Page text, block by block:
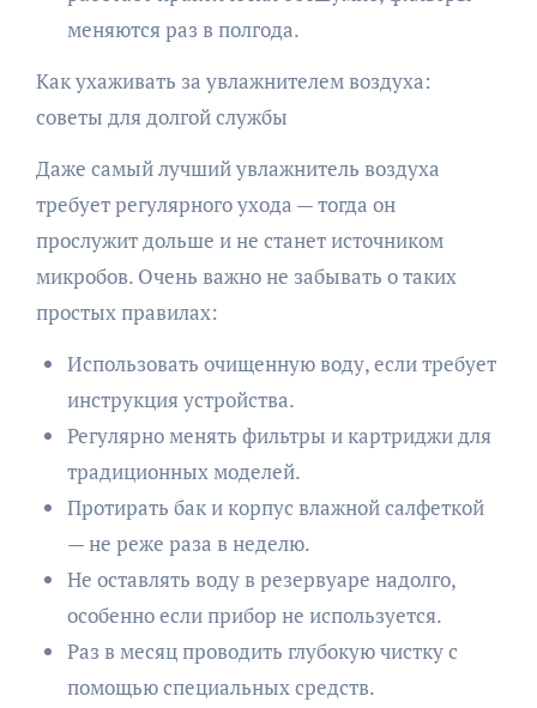
меняются раз в полгода.
Как ухаживать за увлажнителем воздуха:
советы для долгой службы
Даже самый лучший увлажнитель воздуха
требует регулярного ухода — тогда он
прослужит дольше и не станет источником
микробов. Очень важно не забывать о таких
простых правилах:
Использовать очищенную воду, если требует
инструкция устройства.
Регулярно менять фильтры и картриджи для
традиционных моделей.
Протирать бак и корпус влажной салфеткой
— не реже раза в неделю.
Не оставлять воду в резервуаре надолго,
особенно если прибор не используется.
Раз в месяц проводить глубокую чистку с
помощью специальных средств.